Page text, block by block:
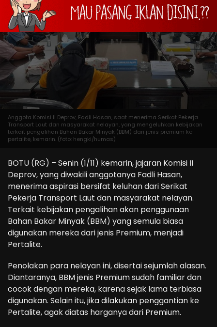
Anggota Komisi II Deprov, Fadli Hasan, saat menerima Serikat Pekerja
Transport Laut dan masyarakat nelayan, yang mengeluhkan kebijakan
terkait pengalihan Bahan Bakar Minyak (BBM) dari jenis premium ke
pertalite, kemarin. (foto: hengki/humas)
BOTU (RG) – Senin (1/11) kemarin, jajaran Komisi II
Deprov, yang diwakili anggotanya Fadli Hasan,
menerima aspirasi bersifat keluhan dari Serikat
Pekerja Transport Laut dan masyarakat nelayan.
Terkait kebijakan pengalihan akan penggunaan
Bahan Bakar Minyak (BBM) yang semula biasa
digunakan mereka dari jenis Premium, menjadi
Pertalite.
Penolakan para nelayan ini, disertai sejumlah alasan.
Diantaranya, BBM jenis Premium sudah familiar dan
cocok dengan mereka, karena sejak lama terbiasa
digunakan. Selain itu, jika dilakukan penggantian ke
Pertalite, agak diatas harganya dari Premium.